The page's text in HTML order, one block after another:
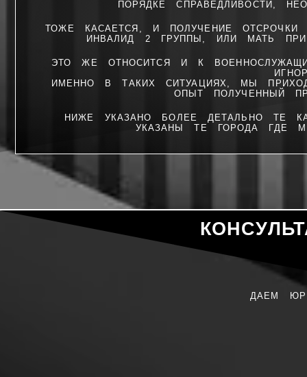
ПОРЯДКЕ СПРАВЕДЛИВОСТИ,
ТОЖЕ КАСАЕТСЯ, И ПОЛУЧЕНИЕ
ИНВАЛИД 2 ГРУППЫ, ИЛИ МАТЬ
ЭТО ЖЕ ОТНОСИТСЯ И К
ИМЕННО В ТАКИХ СИТУАЦИЯХ, МЫ
ОПЫТ ПОЛУЧЕННЫЙ
НИЖЕ УКАЗАНО БОЛЕЕ ДЕТАЛЬНО ТЕ
УКАЗАНЫ ТЕ ГОРОДА ГДЕ
ДАЕМ